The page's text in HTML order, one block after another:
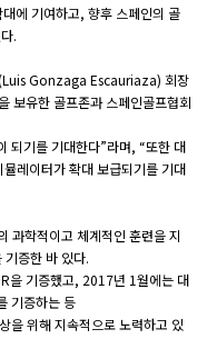
에 기여하고, 향후 스페인의 골
.
(Luis Gonzaga Escauriaza) 회장
보유한 골프존과 스페인골프협회
되기를 기대한다”라며, “또한 대
레이터가 확대 보급되기를 기대
과학적이고 체계적인 훈련을 지
증한 바 있다.
을 기증했고, 2017년 1월에는 대
기증하는 등
을 위해 지속적으로 노력하고 있